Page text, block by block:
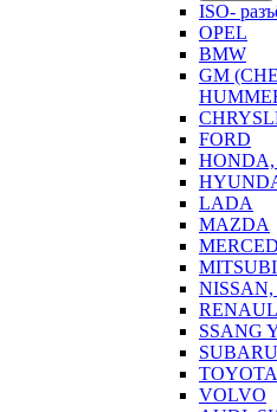
ISO-
OPEL
BMW
GM
FORD
LADA
MAZDA
SSANG
SUBARU
VOLVO